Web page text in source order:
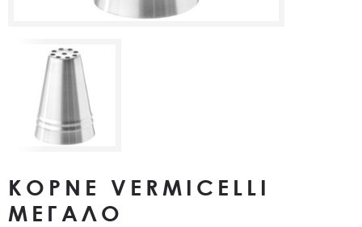
ΚΟΡΝΕ VERMICELLI
ΜΕΓΑΛΟ